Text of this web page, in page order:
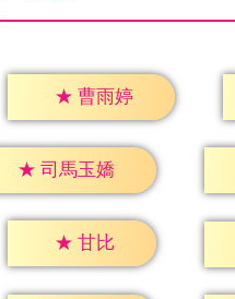
★ 曹雨婷
★ 司馬玉嬌
★ 甘比